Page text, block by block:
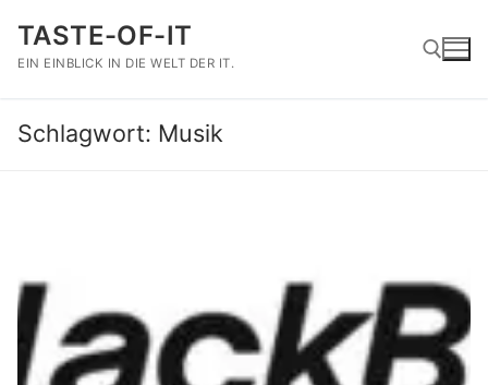
Inhalt
springen
TASTE-OF-IT
EIN EINBLICK IN DIE WELT DER IT.
Schlagwort: Musik